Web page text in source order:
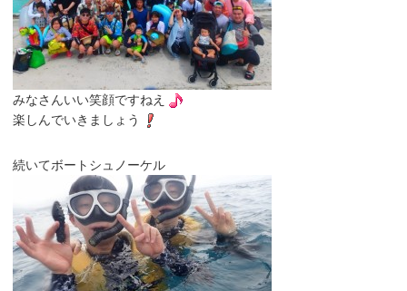
みなさんいい笑顔ですねえ
楽しんでいきましょう
続いてボートシュノーケル